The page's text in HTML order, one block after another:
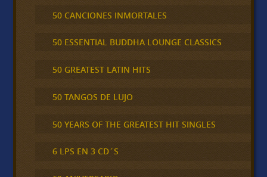
50 CANCIONES INMORTALES
50 ESSENTIAL BUDDHA LOUNGE CLASSICS
50 GREATEST LATIN HITS
50 TANGOS DE LUJO
50 YEARS OF THE GREATEST HIT SINGLES
6 LPS EN 3 CD´S